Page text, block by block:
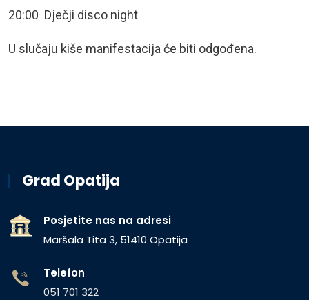
20:00 Dječji disco night
U slučaju kiše manifestacija će biti odgođena.
Grad Opatija
Posjetite nas na adresi
Maršala Tita 3, 51410 Opatija
Telefon
051 701 322